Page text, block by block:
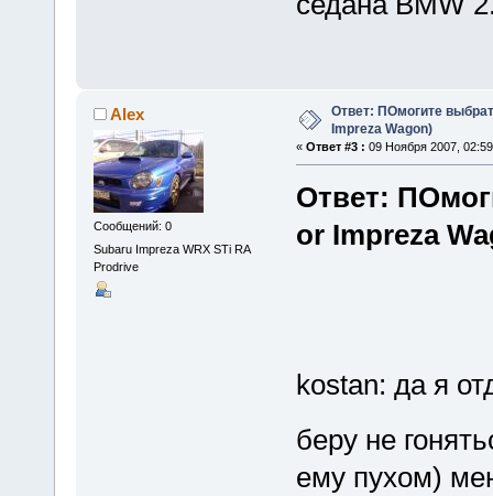
Alex
Сообщений: 0
Subaru Impreza WRX STi RA
Prodrive
Ответ: ПОмогите
Impreza Wagon)
« Ответ #3 : 09 Ноября 2007,
Ответ:
or Impreza
kostan: да я
беру не
ему пухом)